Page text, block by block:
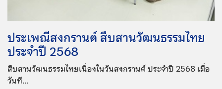
ประเพณีสงกรานต์ สืบสานวัฒนธรรมไทย
ประจำปี 2568
สืบสานวัฒนธรรมไทยเนื่องในวันสงกรานต์ ประจำปี 2568 เมื่อ
วันที...